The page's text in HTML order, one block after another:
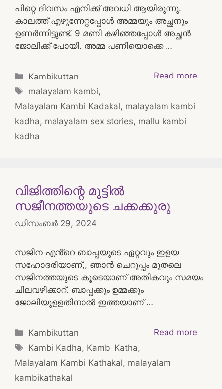
പിറ്റെ ദിവസം എനിക്ക് അവധി ആയിരുന്നു.
കാലത്ത് എഴുന്നേറ്റപ്പോൾ അമ്മയും അച്ഛനും
ഉണർന്നിട്ടുണ്ട്. 9 മണി കഴിഞ്ഞപ്പോൾ അച്ഛൻ
ജോലിക്ക് പോയി. അമ്മ പണിയൊക്കെ …
Read more
Categories
Kambikuttan
Tags
malayalam kambi,
Malayalam Kambi Kadakal, malayalam kambi
kadha, malayalam sex stories, mallu kambi
kadha
വിജിത്തിന്റെ മൂട്ടിൽ
സജീനത്തയുടെ ചക്കക്കുരു
ഡിസംബർ 29, 2024
സജീന എൻ്റെ ബാപ്പയുടെ ഏറ്റവും ഇളയ
സഹോദരിയാണ്,, ഞാൻ ചെറുപ്പം മുതലെ
സജീനത്തയുടെ കൂടെയാണ് അതികവും സമയം
ചിലവഴിക്കാറ്. ബാപ്പക്കും ഉമ്മക്കും
ജോലിയുളളതിനാൽ ഇത്തയാണ് …
Read more
Categories
Kambikuttan
Tags
Kambi Kadha, Kambi Katha,
Malayalam Kambi Kathakal, malayalam
kambikathakal